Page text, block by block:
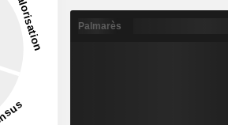
Palmarès